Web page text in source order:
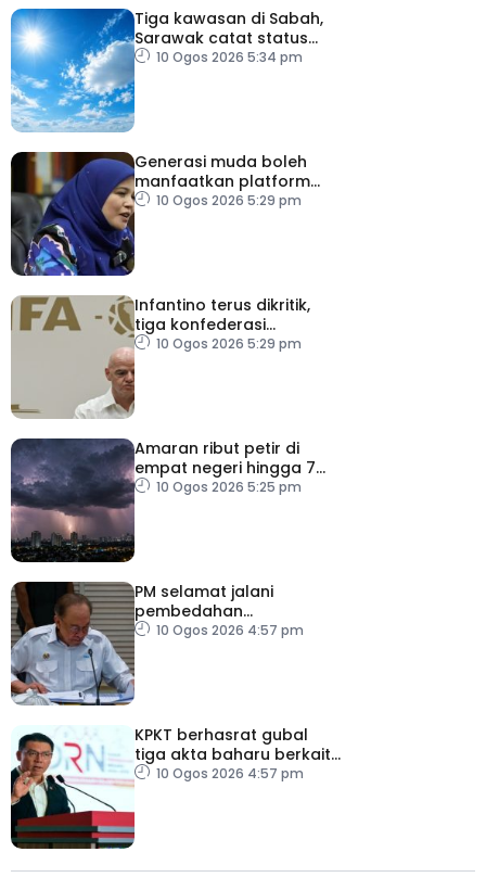
Tiga kawasan di Sabah,
Sarawak catat status
cuaca panas
10 Ogos 2026 5:34 pm
Generasi muda boleh
manfaatkan platform
digital zahir patriotisme
10 Ogos 2026 5:29 pm
Infantino terus dikritik,
tiga konfederasi
tegaskan bola sepak
10 Ogos 2026 5:29 pm
Amaran ribut petir di
empat negeri hingga 7
malam
10 Ogos 2026 5:25 pm
PM selamat jalani
pembedahan
laparoskopi rawat hernia
10 Ogos 2026 4:57 pm
KPKT berhasrat gubal
tiga akta baharu berkait
perumahan
10 Ogos 2026 4:57 pm